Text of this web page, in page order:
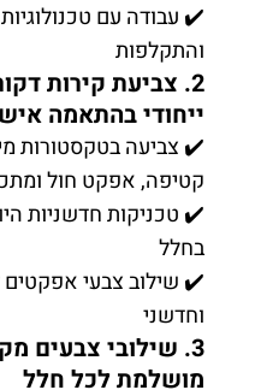
✔️ עבודה עם
והתקלפות
2. צביעת קירות
ייחודי בהתאמה
✔️ צביעה בטקסטורות
קטיפה, אפקט חול
✔️ טכניקות חדשניות
בחלל
✔️ שילוב צבעי
וחדשני
3. שילובי צבעים
מושלמת לכל חלל